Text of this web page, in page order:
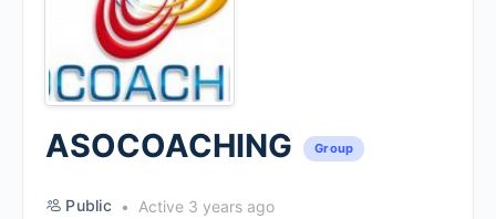
ASOCOACHING Group
Public
Active 3 years ago